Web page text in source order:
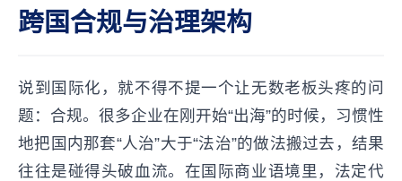
跨国合规与治理架构
说到国际化，就不得不提一个让无数老板头疼的问
题：合规。很多企业在刚开始“出海”的时候，习惯性
地把国内那套“人治”大于“法治”的做法搬过去，结果
往往是碰得头破血流。在国际商业语境里，法定代